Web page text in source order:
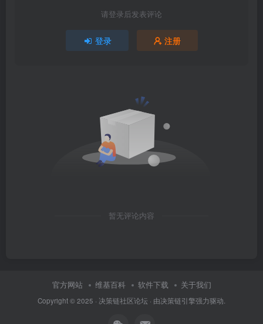
请登录后发表评论
登录 注册
暂无评论内容
官方网站 维基百科 软件下载 关于我们
Copyright © 2025 · 决策链社区论坛 · 由决策链引擎强力驱动.